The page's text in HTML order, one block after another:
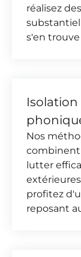
réalisez
s'en
Isolation
Nos
lutter
profitez
reposant